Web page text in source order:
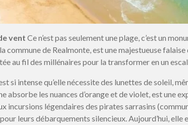
vent Ce n’est pas seulement une plage, c’est un
commune de Realmonte, est une majestueuse
au fil des millénaires pour la transformer en un
si intense qu’elle nécessite des lunettes de soleil,
absorbe les nuances d’orange et de violet, est une
incursions légendaires des pirates sarrasins
leurs débarquements silencieux. Aujourd’hui, elle